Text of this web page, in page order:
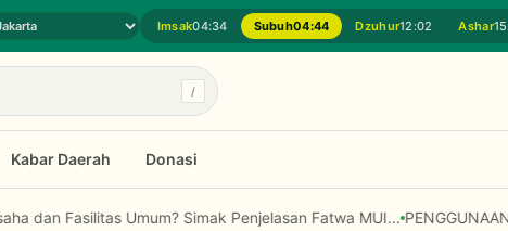
daerah jadwal sholat Imsak04:34 Subuh04:44 Dzuhur12:02 Ashar
/
Kabar Daerah Donasi
Relations Awards 2026 Bolehkah Zakat Digunakan untuk Modal